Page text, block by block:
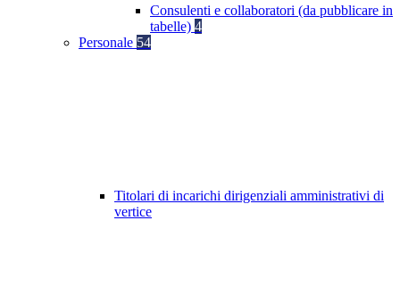
Consulenti e collaboratori (da pubblicare in
tabelle) 4
Personale 54
Titolari di incarichi dirigenziali amministrativi di
vertice